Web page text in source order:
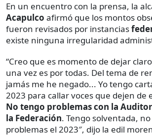
En un encuentro con la prensa, la
Acapulco afirmó que los montos
fueron revisados por instancias
existe ninguna irregularidad
“Creo que es momento de dejar
una vez es por todas. Del tema de
jamás me he negado... Yo tengo
2023 para callar voces que dejen de
No tengo problemas con la
la Federación. Tengo solventada,
problemas el 2023″, dijo la edil